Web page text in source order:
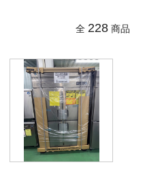
全 228商品